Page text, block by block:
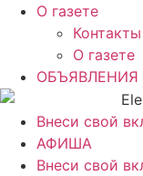
О газете
Контакты
О газете
ОБЪЯВЛЕНИЯ
Внеси свой
АФИША
Внеси свой